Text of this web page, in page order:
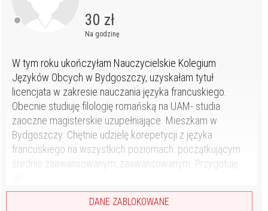
30 zł
Na godzinę
W tym roku ukończyłam Nauczycielskie Kolegium
Języków Obcych w Bydgoszczy, uzyskałam tytuł
licencjata w zakresie nauczania języka francuskiego.
Obecnie studiuję filologię romańską na UAM- studia
zaoczne magisterskie uzupełniające. Mieszkam w
Bydgoszczy. Chętnie udzielę korepetycji z języka
francuskiego na wszystkich poziomach: początkującym
średnio zaawansowanym, zaawansowanym. Przygotuję
DANE ZABLOKOWANE